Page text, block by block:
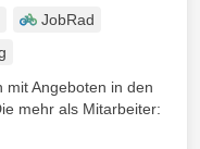
JobRad
mit Angeboten in den
mehr als Mitarbeiter: